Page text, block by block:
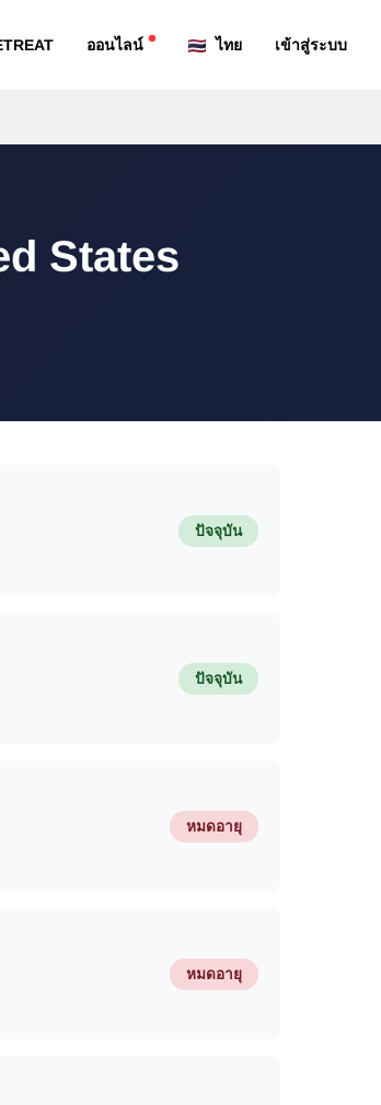
ออนไลน์ ไทย เข้าสู่ระบบ
States
ปัจจุบัน
ปัจจุบัน
หมดอายุ
หมดอายุ